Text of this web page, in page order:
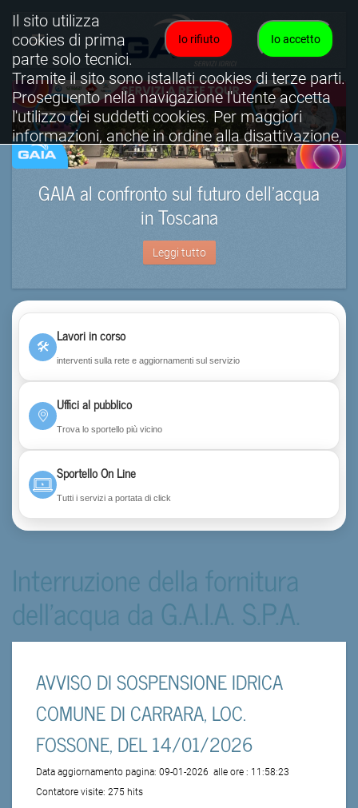
GAIA al confronto sul futuro dell’acqua
in Toscana
Leggi tutto
🛠
Lavori in corso
interventi sulla rete e aggiornamenti sul servizio
Uffici al pubblico
Trova lo sportello più vicino
Sportello On Line
Tutti i servizi a portata di click
Interruzione della fornitura
dell'acqua da G.A.I.A. S.P.A.
AVVISO DI SOSPENSIONE IDRICA
COMUNE DI CARRARA, LOC.
FOSSONE, DEL 14/01/2026
Data aggiornamento pagina: 09-01-2026 alle ore : 11:58:23
Contatore visite: 275 hits
Io accetto
Io rifiuto
Il sito utilizza
cookies di prima
parte solo tecnici.
Tramite il sito sono istallati cookies di terze parti.
Proseguento nella navigazione l'utente accetta
l'utilizzo dei suddetti cookies. Per maggiori
informazioni, anche in ordine alla disattivazione,
è possibile consultare l'informativa cookies
completa.
Visualizza informativa completa.